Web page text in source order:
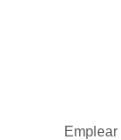
Emplear